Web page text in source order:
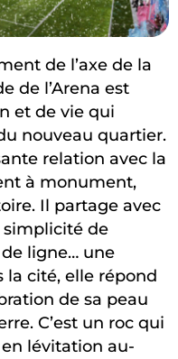
de l’axe de la
de l’Arena est
et de vie qui
nouveau quartier.
relation avec la
à monument,
Il partage avec
simplicité de
ligne… une
la cité, elle répond
de sa peau
C’est un roc qui
lévitation au-